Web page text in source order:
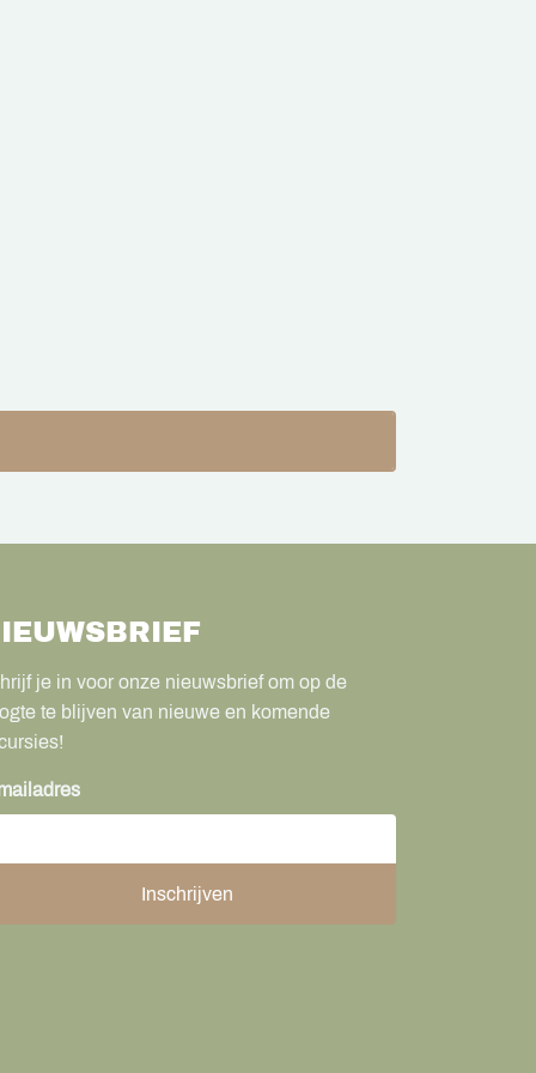
je in voor onze nieuwsbrief om op de
te blijven van nieuwe en komende